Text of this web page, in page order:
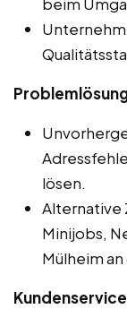
lösen.
Alternative
Minijobs,
Mülheim